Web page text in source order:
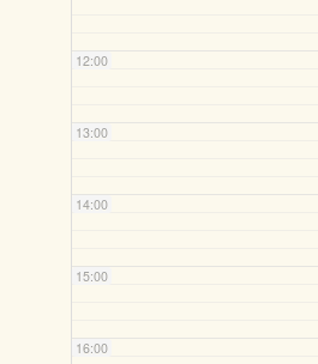
12:00
13:00
14:00
15:00
16:00